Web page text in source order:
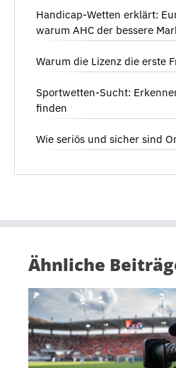
Handicap-Wetten erklärt:
warum AHC der bessere
Warum die Lizenz die erste
Sportwetten-Sucht:
finden
Wie seriös und sicher sind
Ähnliche